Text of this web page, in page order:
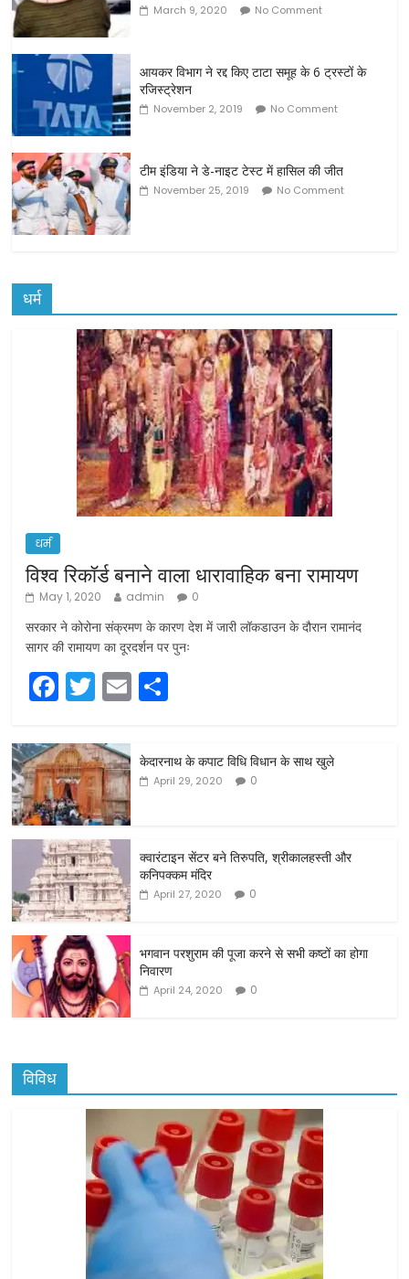
March 9, 2020 No Comment
आयकर विभाग ने रद्द किए टाटा समूह के 6 ट्रस्टों के
रजिस्ट्रेशन
November 2, 2019 No Comment
टीम इंडिया ने डे-नाइट टेस्ट में हासिल की जीत
November 25, 2019 No Comment
धर्म
धर्म
विश्व रिकॉर्ड बनाने वाला धारावाहिक बना रामायण
May 1, 2020 admin 0
सरकार ने कोरोना संक्रमण के कारण देश में जारी लॉकडाउन के दौरान रामानंद
सागर की रामायण का दूरदर्शन पर पुनः
F
a
c
e
b
o
o
k
T
w
itt
er
E
m
ai ar
e
केदारनाथ के कपाट विधि विधान के साथ खुले
April 29, 2020 0
क्वारंटाइन सेंटर बने तिरुपति, श्रीकालहस्ती और
कनिपक्कम मंदिर
April 27, 2020 0
भगवान परशुराम की पूजा करने से सभी कष्टों का होगा
निवारण
April 24, 2020 0
विविध